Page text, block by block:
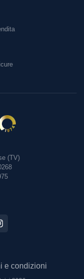
(TV)
e condizioni